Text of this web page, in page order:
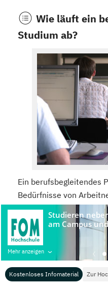
Kostenloses Infomaterial Zur
Mehr anzeigen
Wie läuft ein
Studium ab?
Ein berufsbegleitendes
Bedürfnisse von
heißt, die
statt, die sich mit dem
Wann und wie oft der
von der jeweiligen
Standorten ab.